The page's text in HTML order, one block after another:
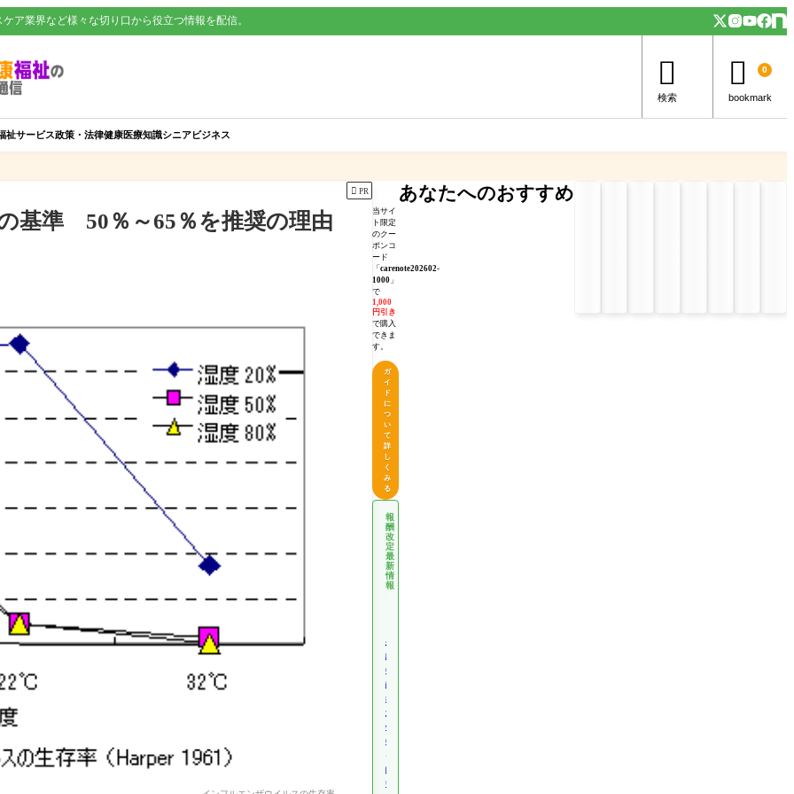
ア業界など様々な切り口から役立つ情報を配信。
祉サービス政策・法律健康医療知識シニアビジネス

検索
 0
bookmark
 PR
基準 50％～65％を推奨の理由
当サイ
ト限定
のクー
ポンコ
ード
「 carenote202602-
1000 」
で
1,000
円引き
で購入
できま
す。
ガ
イ
ド
に
つ
い
て
詳
し
く
み
る
報
酬
改
定
最
新
情
報
介
護
報
酬
改
定
情
報
害
あなたへのおすすめ